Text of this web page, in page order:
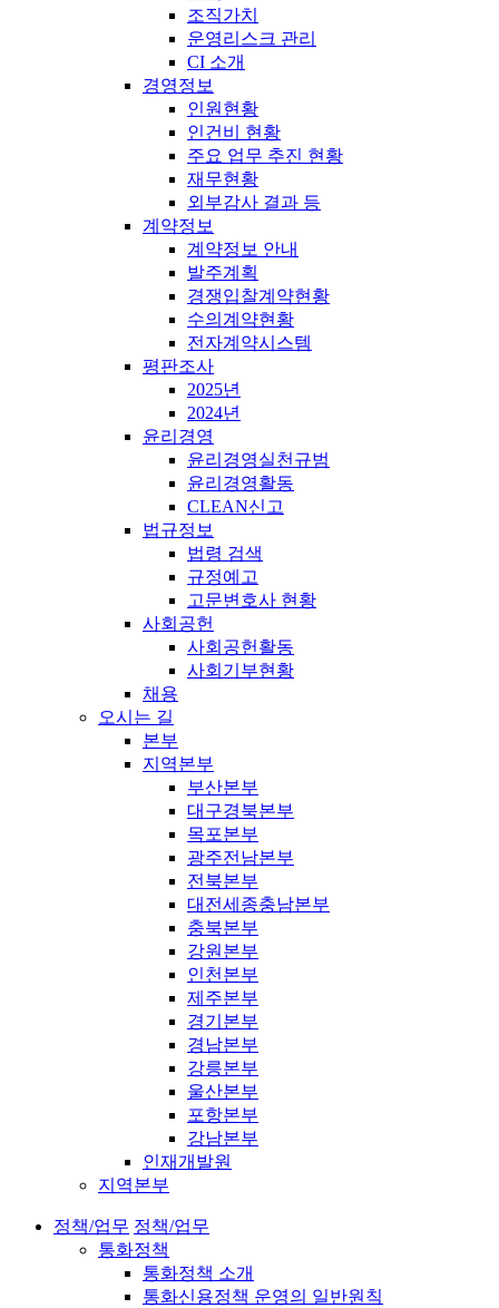
조직가치
운영리스크 관리
CI 소개
경영정보
인원현황
인건비 현황
주요 업무 추진 현황
재무현황
외부감사 결과 등
계약정보
계약정보 안내
발주계획
경쟁입찰계약현황
수의계약현황
전자계약시스템
평판조사
2025년
2024년
윤리경영
윤리경영실천규범
윤리경영활동
CLEAN신고
법규정보
법령 검색
규정예고
고문변호사 현황
사회공헌
사회공헌활동
사회기부현황
채용
오시는 길
본부
지역본부
부산본부
대구경북본부
목포본부
광주전남본부
전북본부
대전세종충남본부
충북본부
강원본부
인천본부
제주본부
경기본부
경남본부
강릉본부
울산본부
포항본부
강남본부
인재개발원
지역본부
정책/업무 정책/업무
통화정책
통화정책 소개
통화신용정책 운영의 일반원칙